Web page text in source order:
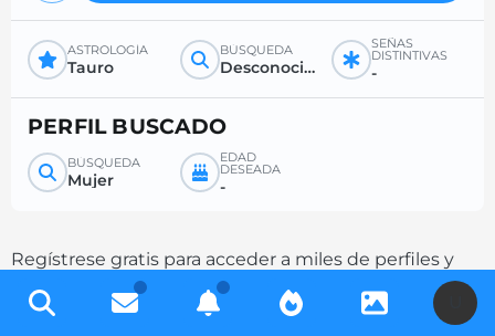
ASTROLOGÍA
Tauro
BÚSQUEDA
Desconocido
SEÑAS
DISTINTIVAS
-
PERFIL BUSCADO
BÚSQUEDA
Mujer
EDAD
DESEADA
-
Regístrese gratis para acceder a miles de perfiles y
aumente sus posibilidades de contacto
completando su descripción.